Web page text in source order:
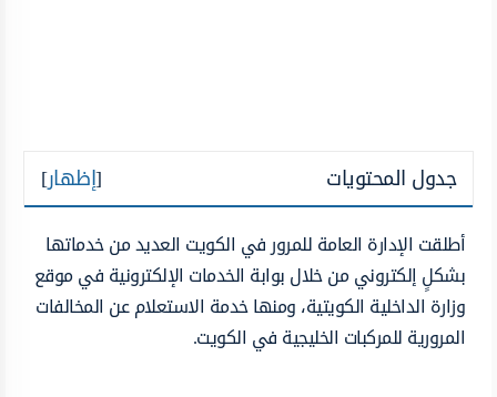
جدول المحتويات [إظهار]
أطلقت الإدارة العامة للمرور في الكويت العديد من خدماتها
بشكلٍ إلكتروني من خلال بوابة الخدمات الإلكترونية في موقع
وزارة الداخلية الكويتية، ومنها خدمة الاستعلام عن المخالفات
المرورية للمركبات الخليجية في الكويت.